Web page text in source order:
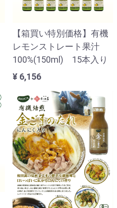
【箱買い特別価格】有機
レモンストレート果汁
100%(150ml) 15本入り
¥ 6,156